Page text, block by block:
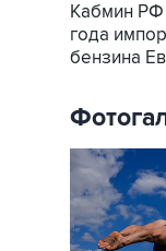
Кабмин РФ
года
бензина